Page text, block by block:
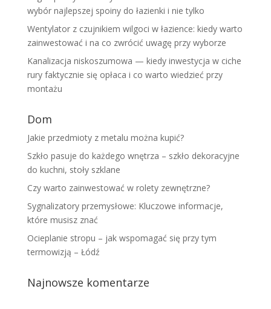
wybór najlepszej spoiny do łazienki i nie tylko
Wentylator z czujnikiem wilgoci w łazience: kiedy warto
zainwestować i na co zwrócić uwagę przy wyborze
Kanalizacja niskoszumowa — kiedy inwestycja w ciche
rury faktycznie się opłaca i co warto wiedzieć przy
montażu
Dom
Jakie przedmioty z metalu można kupić?
Szkło pasuje do każdego wnętrza – szkło dekoracyjne
do kuchni, stoły szklane
Czy warto zainwestować w rolety zewnętrzne?
Sygnalizatory przemysłowe: Kluczowe informacje,
które musisz znać
Ocieplanie stropu – jak wspomagać się przy tym
termowizją – Łódź
Najnowsze komentarze